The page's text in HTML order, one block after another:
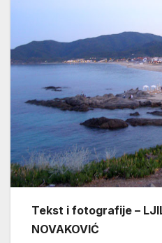
Tekst i fotografije –
NOVAKOVIĆ